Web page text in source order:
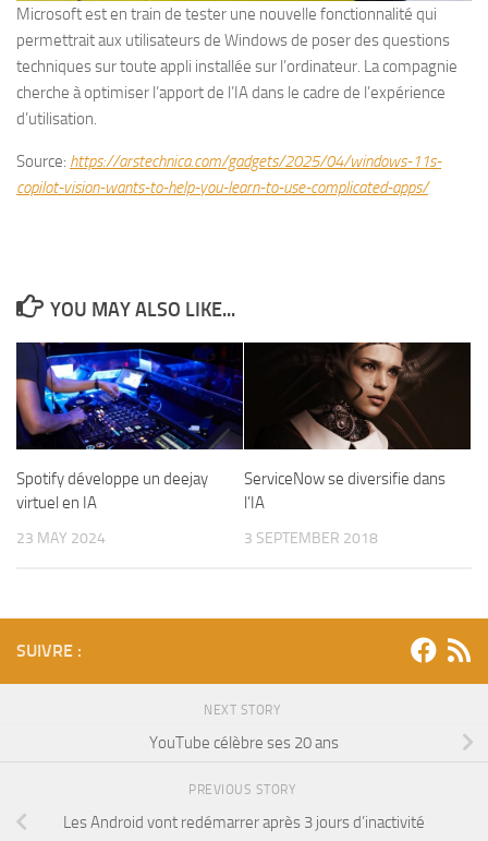
Microsoft est en train de tester une nouvelle fonctionnalité qui
permettrait aux utilisateurs de Windows de poser des questions
techniques sur toute appli installée sur l’ordinateur. La compagnie
cherche à optimiser l’apport de l’IA dans le cadre de l’expérience
d’utilisation.
Source: https://arstechnica.com/gadgets/2025/04/windows-11s-
copilot-vision-wants-to-help-you-learn-to-use-complicated-apps/
YOU MAY ALSO LIKE...
Spotify développe un deejay
virtuel en IA
23 MAY 2024
ServiceNow se diversifie dans
l’IA
3 SEPTEMBER 2018
SUIVRE :
NEXT STORY
YouTube célèbre ses 20 ans
PREVIOUS STORY
Les Android vont redémarrer après 3 jours d’inactivité